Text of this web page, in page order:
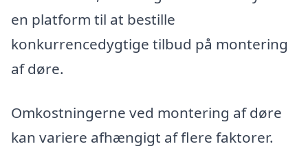
en platform til at bestille
konkurrencedygtige tilbud på montering
af døre.
Omkostningerne ved montering af døre
kan variere afhængigt af flere faktorer.